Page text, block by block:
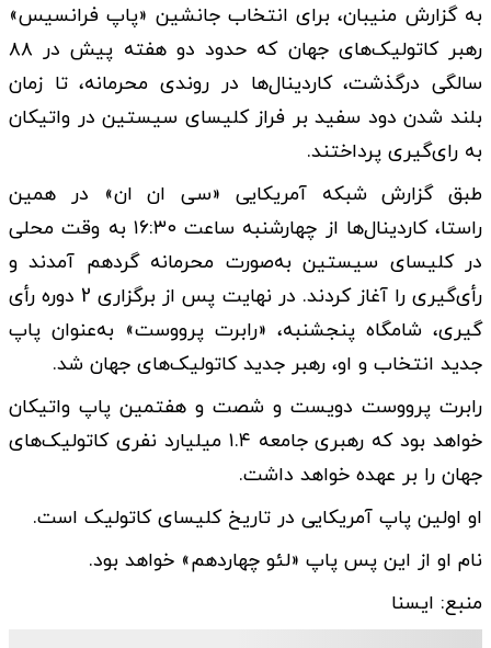
به گزارش منیبان، برای انتخاب جانشین «پاپ فرانسیس»
رهبر کاتولیک‌های جهان که حدود دو هفته پیش در ۸۸
سالگی درگذشت، کاردینال‌ها در روندی محرمانه، تا زمان
بلند شدن دود سفید بر فراز کلیسای سیستین در واتیکان
به رای‌گیری پرداختند.
طبق گزارش شبکه آمریکایی «سی ان ان» در همین
راستا، کاردینال‌ها از چهارشنبه ساعت ۱۶:۳۰ به وقت محلی
در کلیسای سیستین به‌صورت محرمانه گردهم آمدند و
رأی‌گیری را آغاز کردند. در نهایت پس از برگزاری 2 دوره رأی
گیری، شامگاه پنجشنبه، «رابرت پرووست» به‌عنوان پاپ
جدید انتخاب و او، رهبر جدید کاتولیک‌های جهان شد.
رابرت پرووست دویست و شصت و هفتمین پاپ واتیکان
خواهد بود که رهبری جامعه ۱.۴ میلیارد نفری کاتولیک‌های
جهان را بر عهده خواهد داشت.
او اولین پاپ آمریکایی در تاریخ کلیسای کاتولیک است.
نام او از این پس پاپ «لئو چهاردهم» خواهد بود.
منبع: ایسنا